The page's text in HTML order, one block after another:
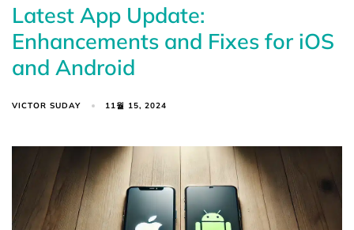
Latest App Update:
Enhancements and Fixes for iOS
and Android
VICTOR SUDAY 11월 15, 2024